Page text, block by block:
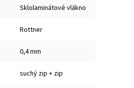
Sklolaminátové vlákno
Rottner
0,4 mm
suchý zip + zip